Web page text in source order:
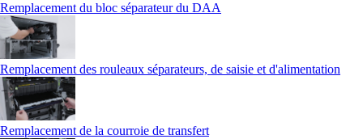
Remplacement du bloc séparateur du DAA
Remplacement des rouleaux séparateurs, de saisie et d'alimentation
Remplacement de la courroie de transfert